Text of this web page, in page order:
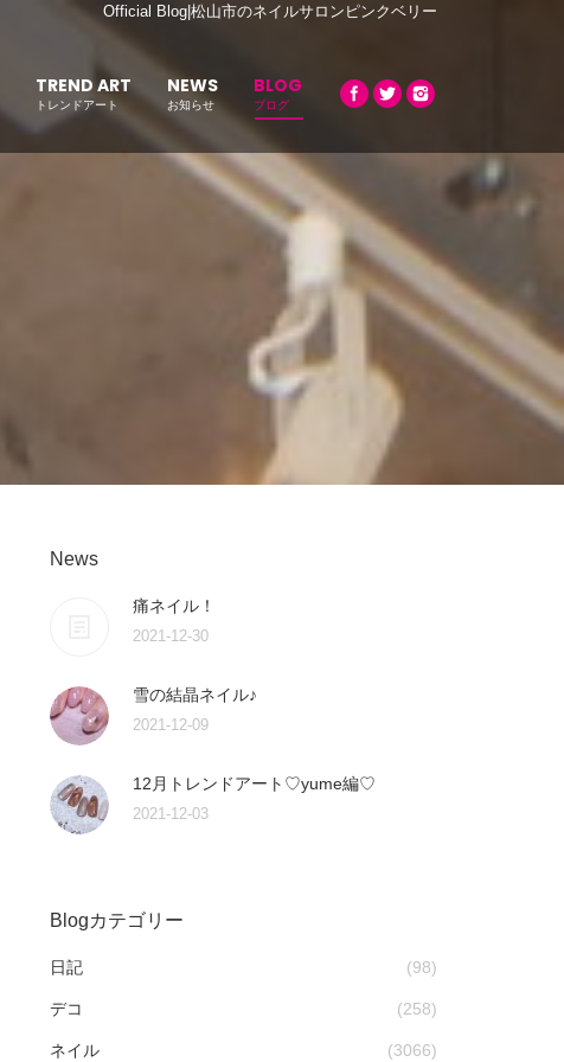
Official Blog|松山市のネイルサロンピンクベリー
TREND ART
トレンドアート
NEWS
お知らせ
BLOG
ブログ
News
痛ネイル！
2021-12-30
雪の結晶ネイル♪
2021-12-09
12月トレンドアート♡yume編♡
2021-12-03
Blogカテゴリー
日記 (98)
デコ (258)
ネイル (3066)